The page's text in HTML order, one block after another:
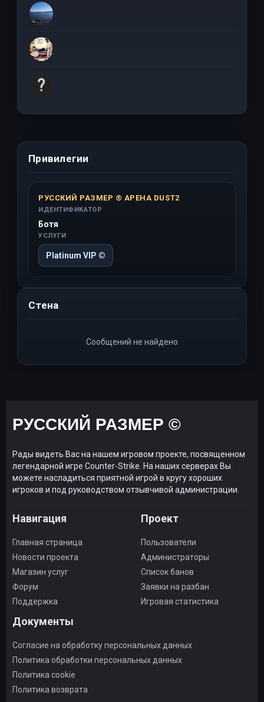
Привилегии
РУССКИЙ РАЗМЕР ® АРЕНА DUST2
ИДЕНТИФИКАТОР
Ботя
УСЛУГИ
Platinum VIP ©
Стена
Сообщений не найдено
РУССКИЙ РАЗМЕР ©
Рады видеть Вас на нашем игровом проекте, посвященном
легендарной игре Counter-Strike. На наших серверах Вы
можете насладиться приятной игрой в кругу хороших
игроков и под руководством отзывчивой администрации.
Навигация
Главная страница
Новости проекта
Магазин услуг
Форум
Поддержка
Проект
Пользователи
Администраторы
Список банов
Заявки на разбан
Игровая статистика
Документы
Согласие на обработку персональных данных
Политика обработки персональных данных
Политика cookie
Политика возврата